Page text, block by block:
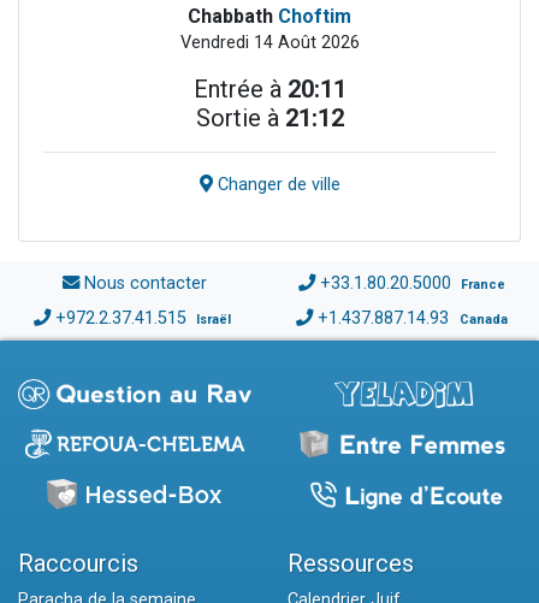
Chabbath Choftim
Vendredi 14 Août 2026
Entrée à 20:11
Sortie à 21:12
Changer de ville
Nous contacter +33.1.80.20.5000 France
+972.2.37.41.515 Israël +1.437.887.14.93 Canada
Raccourcis Ressources